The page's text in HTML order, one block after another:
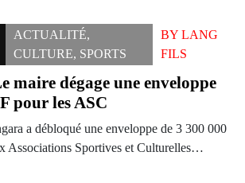
ACTUALITÉ,
CULTURE, SPORTS
BY LANG
FILS
maire dégage une enveloppe
pour les ASC
a débloqué une enveloppe de 3 300 000
Associations Sportives et Culturelles…